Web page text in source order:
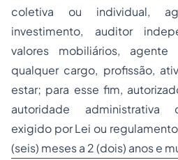
coletiva ou individual,
investimento, auditor
valores mobiliários,
qualquer cargo, profissão,
estar; para esse fim,
autoridade administrativa
exigido por Lei ou
(seis) meses a 2 (dois) anos e